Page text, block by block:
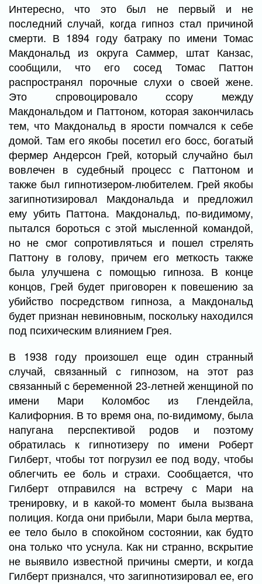
Интересно, что это был не первый и не
последний случай, когда гипноз стал причиной
смерти. В 1894 году батраку по имени Томас
Макдональд из округа Саммер, штат Канзас,
сообщили, что его сосед Томас Паттон
распространял порочные слухи о своей жене.
Это спровоцировало ссору между
Макдональдом и Паттоном, которая закончилась
тем, что Макдональд в ярости помчался к себе
домой. Там его якобы посетил его босс, богатый
фермер Андерсон Грей, который случайно был
вовлечен в судебный процесс с Паттоном и
также был гипнотизером-любителем. Грей якобы
загипнотизировал Макдональда и предложил
ему убить Паттона. Макдональд, по-видимому,
пытался бороться с этой мысленной командой,
но не смог сопротивляться и пошел стрелять
Паттону в голову, причем его меткость также
была улучшена с помощью гипноза. В конце
концов, Грей будет приговорен к повешению за
убийство посредством гипноза, а Макдональд
будет признан невиновным, поскольку находился
под психическим влиянием Грея.
В 1938 году произошел еще один странный
случай, связанный с гипнозом, на этот раз
связанный с беременной 23-летней женщиной по
имени Мари Коломбос из Глендейла,
Калифорния. В то время она, по-видимому, была
напугана перспективой родов и поэтому
обратилась к гипнотизеру по имени Роберт
Гилберт, чтобы тот погрузил ее под воду, чтобы
облегчить ее боль и страхи. Сообщается, что
Гилберт отправился на встречу с Мари на
тренировку, и в какой-то момент была вызвана
полиция. Когда они прибыли, Мари была мертва,
ее тело было в спокойном состоянии, как будто
она только что уснула. Как ни странно, вскрытие
не выявило известной причины смерти, и когда
Гилберт признался, что загипнотизировал ее, его